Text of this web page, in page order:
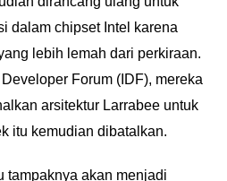
dalam chipset Intel karena
lebih lemah dari perkiraan.
Forum (IDF), mereka
arsitektur Larrabee untuk
itu kemudian dibatalkan.
tampaknya akan menjadi